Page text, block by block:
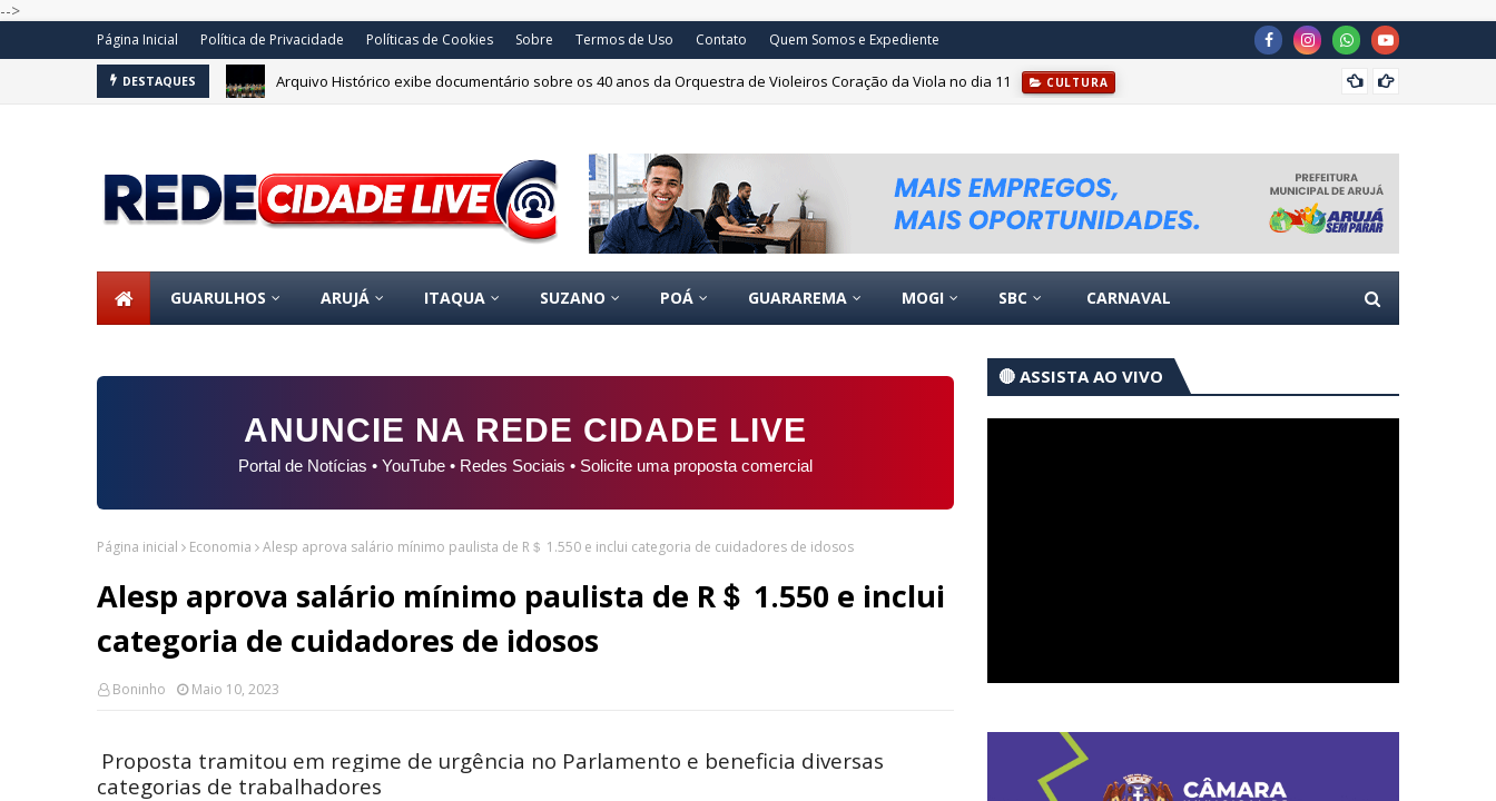
-->
Página Inicial Política de Privacidade Políticas de Cookies Sobre Termos de Uso Contato Quem Somos e Expediente
DESTAQUES Arquivo Histórico exibe documentário sobre os 40 anos da Orquestra de Violeiros Coração da Viola no dia 11 CULTURA
GUARULHOS ARUJÁ ITAQUA SUZANO POÁ GUARAREMA MOGI SBC CARNAVAL
ANUNCIE NA REDE CIDADE LIVE
Portal de Notícias • YouTube • Redes Sociais • Solicite uma proposta comercial
Página inicial Economia Alesp aprova salário mínimo paulista de R＄ 1.550 e inclui categoria de cuidadores de idosos
Alesp aprova salário mínimo paulista de R＄ 1.550 e inclui
categoria de cuidadores de idosos
Boninho Maio 10, 2023
Proposta tramitou em regime de urgência no Parlamento e beneficia diversas
categorias de trabalhadores
🔴 ASSISTA AO VIVO